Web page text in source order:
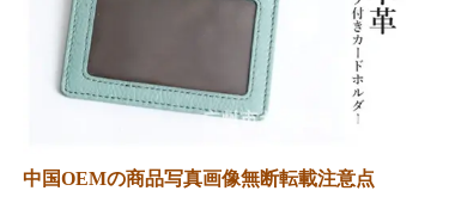
中国OEMの商品写真画像無断転載注意点